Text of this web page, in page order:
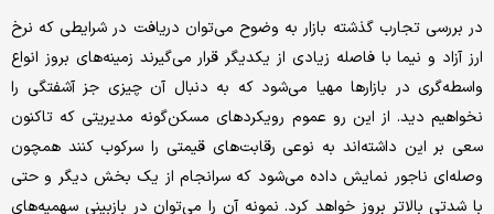
در بررسی تجارب گذشته بازار به وضوح می‌توان دریافت در شرایطی که نرخ
ارز آزاد و نیما با فاصله زیادی از یکدیگر قرار می‌گیرند زمینه‌های بروز انواع
واسطه‌گری در بازارها مهیا می‌شود که به دنبال آن چیزی جز آشفتگی را
نخواهیم دید. از این رو عموم رویکردهای مسکن‌گونه مدیریتی که تاکنون
سعی بر این داشته‌اند به نوعی رقابت‌های قیمتی را سرکوب کنند همچون
وصله‌ای ناجور نمایش داده می‌شود که سرانجام از یک بخش دیگر و حتی
با شدتی بالاتر بروز خواهد کرد. نمونه آن را می‌توان در بازبینی سهمیه‌های